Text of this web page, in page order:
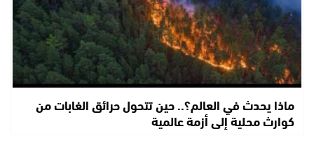
ماذا يحدث في العالم؟.. حين تتحول حرائق الغابات من
كوارث محلية إلى أزمة عالمية